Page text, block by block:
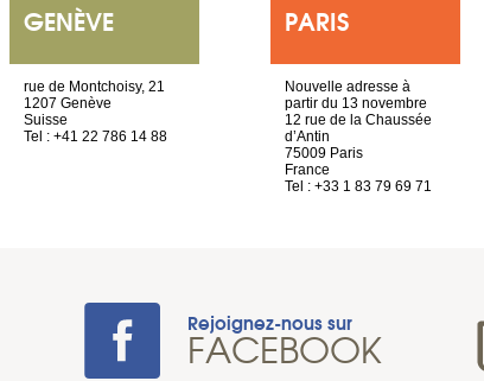
GENÈVE
rue de Montchoisy, 21
1207 Genève
Suisse
Tel : +41 22 786 14 88
PARIS
Nouvelle adresse à
partir du 13 novembre
12 rue de la Chaussée
d’Antin
75009 Paris
France
Tel : +33 1 83 79 69 71
Rejoignez-nous sur
FACEBOOK